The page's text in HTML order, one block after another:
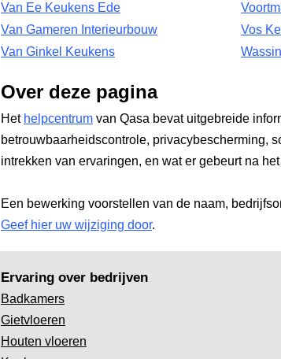
Van Ee Keukens Ede
Van Gameren Interieurbouw
Van Ginkel Keukens
Vos
Over deze pagina
Het helpcentrum van Qasa bevat uitgebreide
betrouwbaarheidscontrole, privacybescherming,
intrekken van ervaringen, en wat er gebeurt na
Een bewerking voorstellen van de naam,
Geef hier uw wijziging door.
Ervaring over bedrijven
Badkamers
Gietvloeren
Houten vloeren